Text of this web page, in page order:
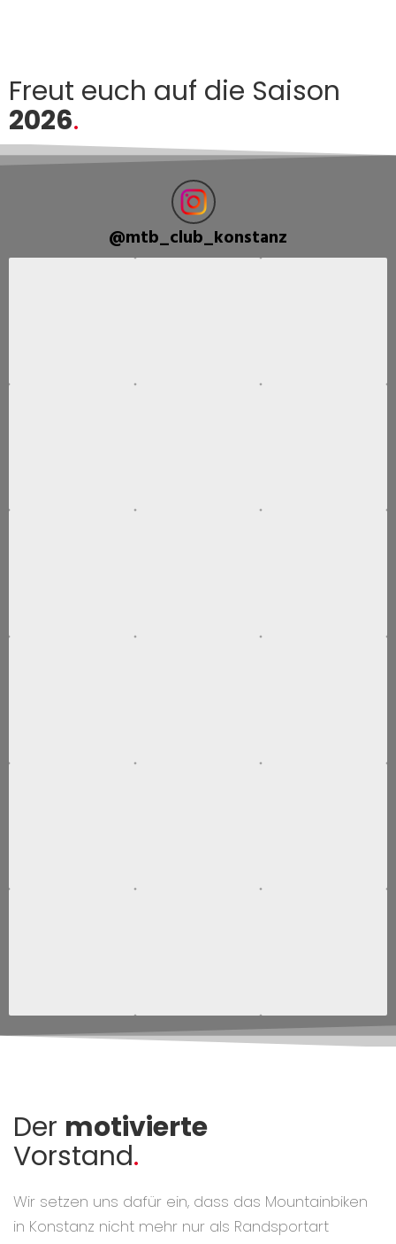
Freut euch auf die Saison
2026.
@mtb_club_konstanz
Der motivierte
Vorstand.
Wir setzen uns dafür ein, dass das Mountainbiken
in Konstanz nicht mehr nur als Randsportart